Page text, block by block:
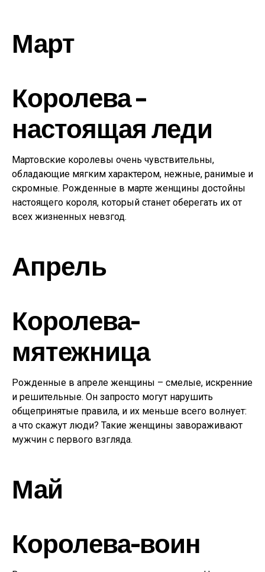
Март
Королева –
настоящая леди
Мартовские королевы очень чувствительны,
обладающие мягким характером, нежные, ранимые и
скромные. Рожденные в марте женщины достойны
настоящего короля, который станет оберегать их от
всех жизненных невзгод.
Апрель
Королева-
мятежница
Рожденные в апреле женщины – смелые, искренние
и решительные. Он запросто могут нарушить
общепринятые правила, и их меньше всего волнует:
а что скажут люди? Такие женщины завораживают
мужчин с первого взгляда.
Май
Королева-воин